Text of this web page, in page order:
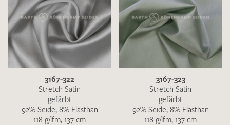
3167-322
Stretch Satin
gefärbt
92% Seide, 8% Elasthan
118 g/lfm, 137 cm
3167-323
Stretch Satin
gefärbt
92% Seide, 8% Elasthan
118 g/lfm, 137 cm